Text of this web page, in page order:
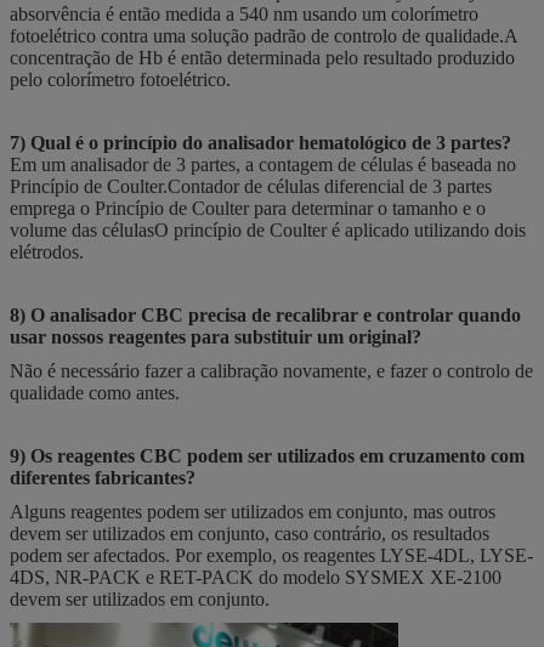
absorvência é então medida a 540 nm usando um colorímetro
fotoelétrico contra uma solução padrão de controlo de qualidade.A
concentração de Hb é então determinada pelo resultado produzido
pelo colorímetro fotoelétrico.
7) Qual é o princípio do analisador hematológico de 3 partes?
Em um analisador de 3 partes, a contagem de células é baseada no
Princípio de Coulter.Contador de células diferencial de 3 partes
emprega o Princípio de Coulter para determinar o tamanho e o
volume das célulasO princípio de Coulter é aplicado utilizando dois
elétrodos.
8) O analisador CBC precisa de recalibrar e controlar quando
usar nossos reagentes para substituir um original?
Não é necessário fazer a calibração novamente, e fazer o controlo de
qualidade como antes.
9) Os reagentes CBC podem ser utilizados em cruzamento com
diferentes fabricantes?
Alguns reagentes podem ser utilizados em conjunto, mas outros
devem ser utilizados em conjunto, caso contrário, os resultados
podem ser afectados. Por exemplo, os reagentes LYSE-4DL, LYSE-
4DS, NR-PACK e RET-PACK do modelo SYSMEX XE-2100
devem ser utilizados em conjunto.